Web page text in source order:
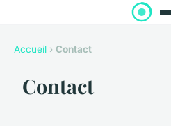
Accueil › Contact
Contact